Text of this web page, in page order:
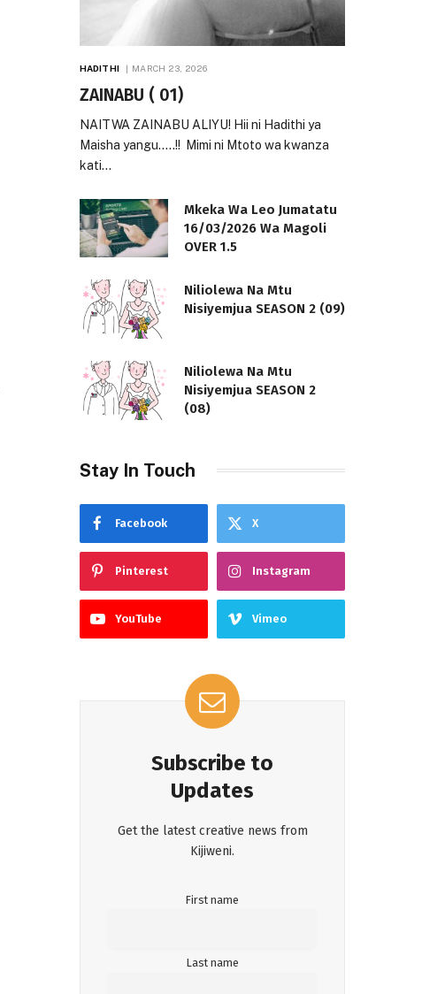
HADITHI MARCH 23, 2026
ZAINABU ( 01)
NAITWA ZAINABU ALIYU! Hii ni Hadithi ya
Maisha yangu…..!! Mimi ni Mtoto wa kwanza
kati…
Mkeka Wa Leo Jumatatu
16/03/2026 Wa Magoli
OVER 1.5
Niliolewa Na Mtu
Nisiyemjua SEASON 2 (09)
Niliolewa Na Mtu
Nisiyemjua SEASON 2
(08)
Stay In Touch
Facebook X
Pinterest Instagram
YouTube Vimeo
Subscribe to
Updates
Get the latest creative news from
Kijiweni.
First name
Last name